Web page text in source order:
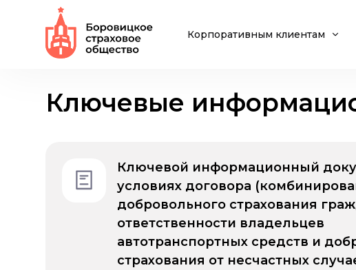
Корпоративным клиентам
Ключевые
Ключевой информационный
условиях договора
добровольного страхования
ответственности владельцев
автотранспортных средств и
страхования от несчастных